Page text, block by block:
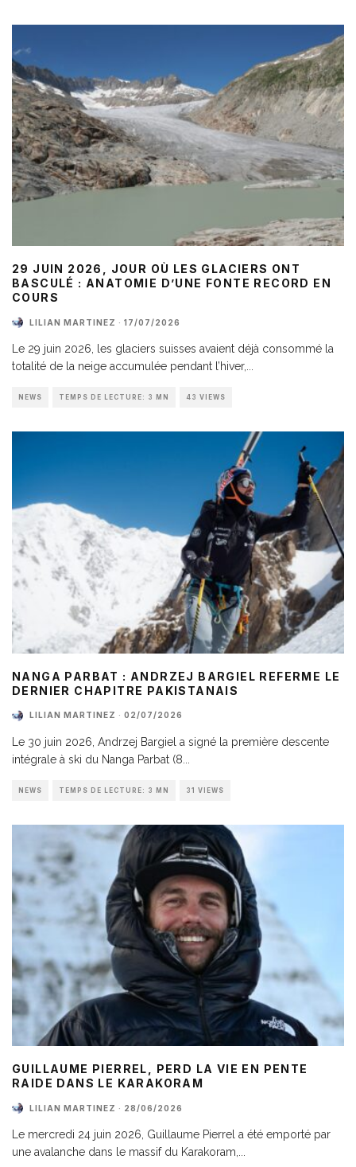
29 JUIN 2026, JOUR OÙ LES GLACIERS ONT
BASCULÉ : ANATOMIE D’UNE FONTE RECORD EN
COURS
LILIAN MARTINEZ · 17/07/2026
Le 29 juin 2026, les glaciers suisses avaient déjà consommé la
totalité de la neige accumulée pendant l’hiver,
NEWS TEMPS DE LECTURE: 3 MN 43 VIEWS
NANGA PARBAT : ANDRZEJ BARGIEL REFERME LE
DERNIER CHAPITRE PAKISTANAIS
LILIAN MARTINEZ · 02/07/2026
Le 30 juin 2026, Andrzej Bargiel a signé la première descente
intégrale à ski du Nanga Parbat (8
NEWS TEMPS DE LECTURE: 3 MN 31 VIEWS
GUILLAUME PIERREL, PERD LA VIE EN PENTE
RAIDE DANS LE KARAKORAM
LILIAN MARTINEZ · 28/06/2026
Le mercredi 24 juin 2026, Guillaume Pierrel a été emporté par
une avalanche dans le massif du Karakoram,...